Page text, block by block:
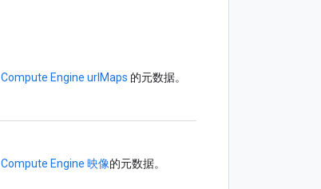
Compute Engine urlMaps 的元数据。
Compute Engine 映像的元数据。